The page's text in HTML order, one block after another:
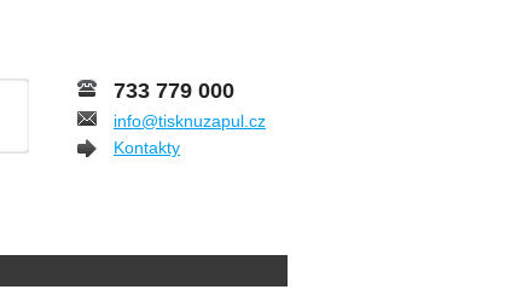
733 779 000
info@tisknuzapul.cz
Kontakty